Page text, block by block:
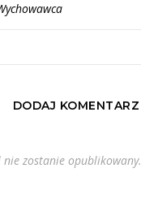
DODAJ KOMENTARZ
zostanie opublikowany.